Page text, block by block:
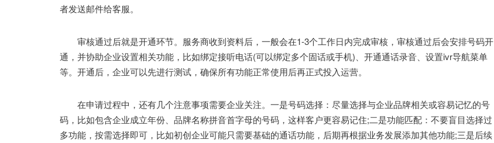
者发送邮件给客服。
审核通过后就是开通环节。服务商收到资料后，一般会在1-3个工作日内完成审核，审核通过后会安排号码开
通，并协助企业设置相关功能，比如绑定接听电话(可以绑定多个固话或手机)、开通通话录音、设置ivr导航菜单
等。开通后，企业可以先进行测试，确保所有功能正常使用后再正式投入运营。
在申请过程中，还有几个注意事项需要企业关注。一是号码选择：尽量选择与企业品牌相关或容易记忆的号
码，比如包含企业成立年份、品牌名称拼音首字母的号码，这样客户更容易记住;二是功能匹配：不要盲目选择过
多功能，按需选择即可，比如初创企业可能只需要基础的通话功能，后期再根据业务发展添加其他功能;三是后续